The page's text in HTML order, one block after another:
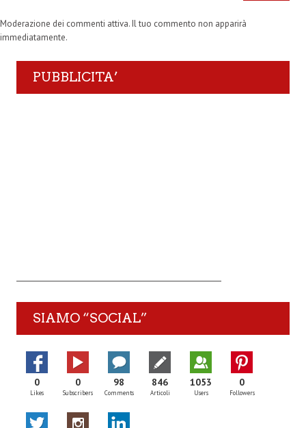
Moderazione dei commenti attiva. Il tuo commento non apparirà
immediatamente.
PUBBLICITA’
SIAMO “SOCIAL”
0
Likes
0
Subscribers
98
Comments
846
Articoli
1053
Users
0
Followers